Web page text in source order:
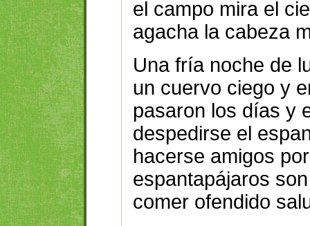
el campo mira el
agacha la cabeza
Una fría noche de
un cuervo ciego y
pasaron los días y
despedirse el
hacerse amigos
espantapájaros
comer ofendido